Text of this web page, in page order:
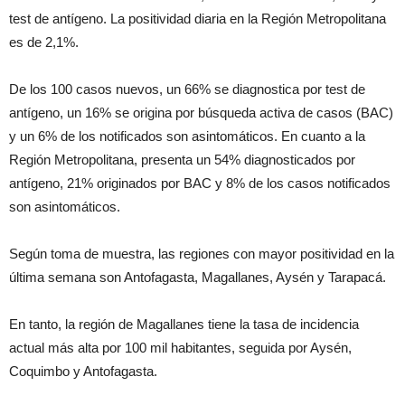
test de antígeno. La positividad diaria en la Región Metropolitana
es de 2,1%.
De los 100 casos nuevos, un 66% se diagnostica por test de
antígeno, un 16% se origina por búsqueda activa de casos (BAC)
y un 6% de los notificados son asintomáticos. En cuanto a la
Región Metropolitana, presenta un 54% diagnosticados por
antígeno, 21% originados por BAC y 8% de los casos notificados
son asintomáticos.
Según toma de muestra, las regiones con mayor positividad en la
última semana son Antofagasta, Magallanes, Aysén y Tarapacá.
En tanto, la región de Magallanes tiene la tasa de incidencia
actual más alta por 100 mil habitantes, seguida por Aysén,
Coquimbo y Antofagasta.